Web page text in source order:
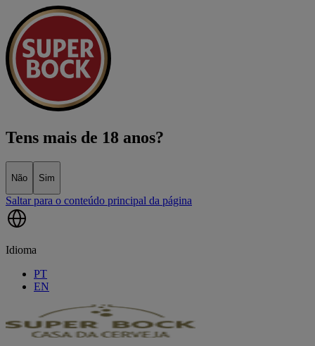
Tens mais de 18 anos?
Não Sim
Saltar para o conteúdo principal da página
Idioma
PT
EN